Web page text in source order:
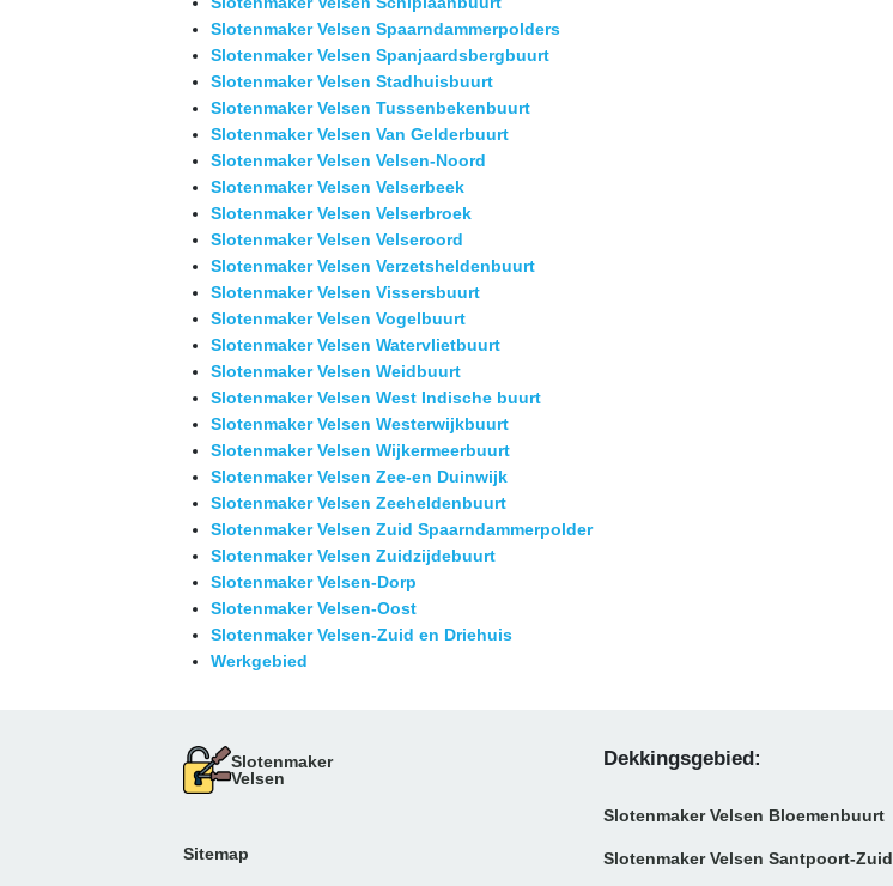
Slotenmaker Velsen Spaarndammerpolders
Slotenmaker Velsen Spanjaardsbergbuurt
Slotenmaker Velsen Stadhuisbuurt
Slotenmaker Velsen Tussenbekenbuurt
Slotenmaker Velsen Van Gelderbuurt
Slotenmaker Velsen Velsen-Noord
Slotenmaker Velsen Velserbeek
Slotenmaker Velsen Velserbroek
Slotenmaker Velsen Velseroord
Slotenmaker Velsen Verzetsheldenbuurt
Slotenmaker Velsen Vissersbuurt
Slotenmaker Velsen Vogelbuurt
Slotenmaker Velsen Watervlietbuurt
Slotenmaker Velsen Weidbuurt
Slotenmaker Velsen West Indische buurt
Slotenmaker Velsen Westerwijkbuurt
Slotenmaker Velsen Wijkermeerbuurt
Slotenmaker Velsen Zee-en Duinwijk
Slotenmaker Velsen Zeeheldenbuurt
Slotenmaker Velsen Zuid Spaarndammerpolder
Slotenmaker Velsen Zuidzijdebuurt
Slotenmaker Velsen-Dorp
Slotenmaker Velsen-Oost
Slotenmaker Velsen-Zuid en Driehuis
Werkgebied
Slotenmaker
Velsen
Sitemap
Dekkingsgebied:
Slotenmaker Velsen Bloemenbuurt
Slotenmaker Velsen Santpoort-Zuid